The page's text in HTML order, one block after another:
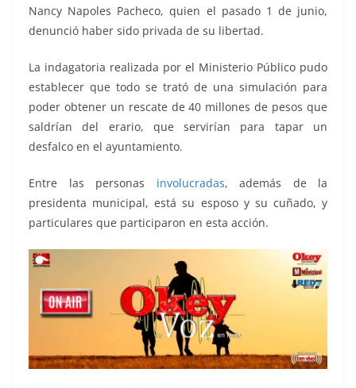
Nancy Napoles Pacheco, quien el pasado 1 de junio,
denunció haber sido privada de su libertad.
La indagatoria realizada por el Ministerio Público pudo
establecer que todo se trató de una simulación para
poder obtener un rescate de 40 millones de pesos que
saldrían del erario, que servirían para tapar un
desfalco en el ayuntamiento.
Entre las personas involucradas, además de la
presidenta municipal, está su esposo y su cuñado, y
particulares que participaron en esta acción.